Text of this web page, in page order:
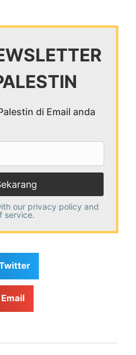
di Email anda
our privacy policy and
service.
Email